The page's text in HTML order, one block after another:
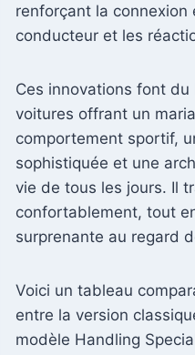
renforçant la
conducteur et les
Ces innovations font
voitures offrant un
comportement sportif,
sophistiquée et une
vie de tous les jours. Il
confortablement, tout
surprenante au regard
Voici un tableau
entre la version
modèle Handling